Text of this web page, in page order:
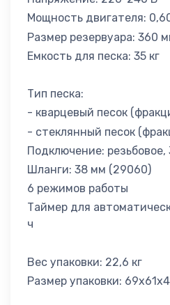
Мощность двигателя:
Размер резервуара: 360
Емкость для песка: 35 кг
Тип песка:
- кварцевый песок
- стеклянный песок
Подключение: резьбовое,
Шланги: 38 мм (29060)
6 режимов работы
Таймер для
ч
Вес упаковки: 22,6 кг
Размер упаковки: